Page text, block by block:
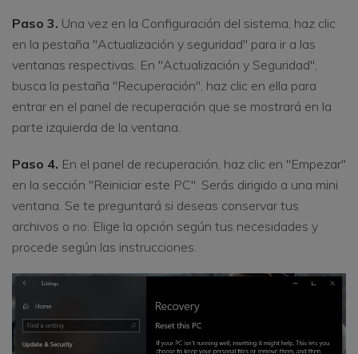
Paso 3. Una vez en la Configuración del sistema, haz clic
en la pestaña "Actualización y seguridad" para ir a las
ventanas respectivas. En "Actualización y Seguridad",
busca la pestaña "Recuperación", haz clic en ella para
entrar en el panel de recuperación que se mostrará en la
parte izquierda de la ventana.
Paso 4. En el panel de recuperación, haz clic en "Empezar"
en la sección "Reiniciar este PC". Serás dirigido a una mini
ventana. Se te preguntará si deseas conservar tus
archivos o no. Elige la opción según tus necesidades y
procede según las instrucciones.